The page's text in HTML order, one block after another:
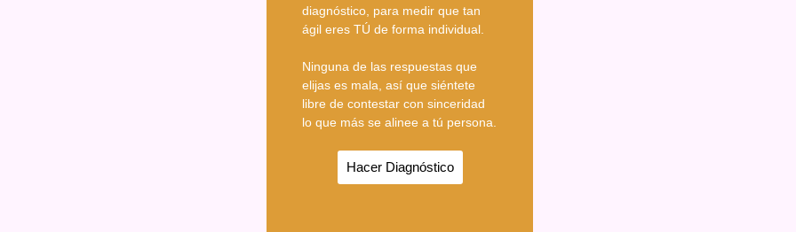
diagnóstico, para medir que tan
ágil eres TÚ de forma individual.
Ninguna de las respuestas que
elijas es mala, así que siéntete
libre de contestar con sinceridad
lo que más se alinee a tú persona.
Hacer Diagnóstico